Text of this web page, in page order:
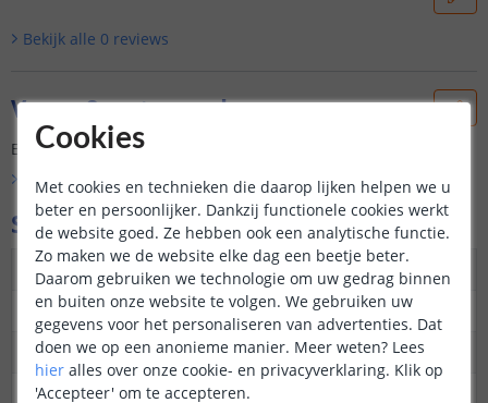
Bekijk alle 0 reviews
Vraag & antwoord
Er is nog geen vraag gesteld over dit product.
Bekijk alle Vraag & antwoord
Specificaties
Maximaal verbruik
9 Watt
Vergelijkbaar met
Gloeilamp 60 watt
Kleur
Wit en gekleurd licht
Kleurtemperatuur
2000-6500 (instelbaar)
Cookies
Met cookies en technieken die daarop lijken helpen we u
beter en persoonlijker. Dankzij functionele cookies werkt
de website goed. Ze hebben ook een analytische functie.
Zo maken we de website elke dag een beetje beter.
Daarom gebruiken we technologie om uw gedrag binnen
en buiten onze website te volgen. We gebruiken uw
gegevens voor het personaliseren van advertenties. Dat
doen we op een anonieme manier. Meer weten? Lees
hier alles over onze cookie- en privacyverklaring. Klik op
'Accepteer' om te accepteren.